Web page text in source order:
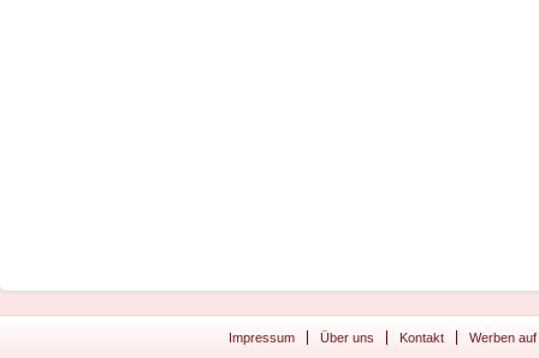
Impressum Über uns Kontakt Werben